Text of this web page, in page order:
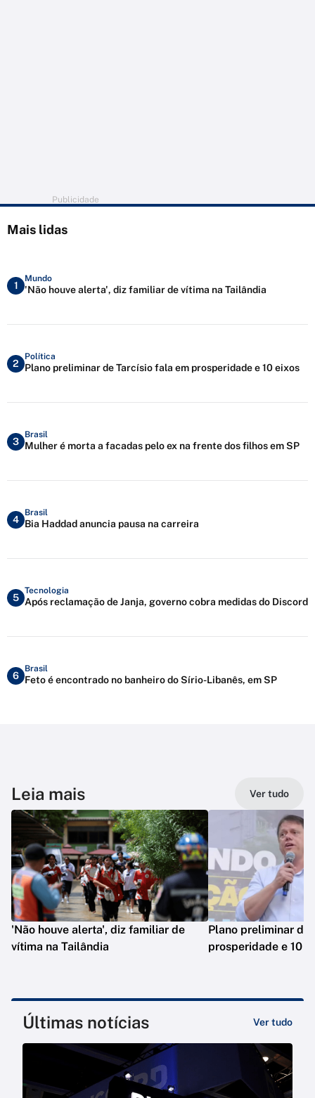
Publicidade
Mais lidas
1
Mundo
'Não houve alerta', diz familiar de vítima na Tailândia
2
Política
Plano preliminar de Tarcísio fala em prosperidade e 10 eixos
3
Brasil
Mulher é morta a facadas pelo ex na frente dos filhos em SP
4
Brasil
Bia Haddad anuncia pausa na carreira
5
Tecnologia
Após reclamação de Janja, governo cobra medidas do Discord
6
Brasil
Feto é encontrado no banheiro do Sírio-Libanês, em SP
Leia mais Ver tudo
'Não houve alerta', diz familiar de
vítima na Tailândia
Plano preliminar de
prosperidade e 10
Últimas notícias Ver tudo